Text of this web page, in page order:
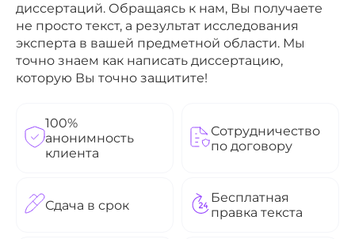
диссертаций. Обращаясь к нам, Вы получаете
не просто текст, а результат исследования
эксперта в вашей предметной области. Мы
точно знаем как написать диссертацию,
которую Вы точно защитите!
100%
анонимность
клиента
Сотрудничество
по договору
Сдача в срок
Бесплатная
правка текста